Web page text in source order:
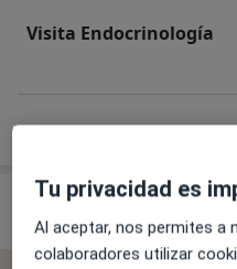
Visita Endocrinología
Especialistas &
Tu privacidad es
Al aceptar, nos permites a
colaboradores utilizar